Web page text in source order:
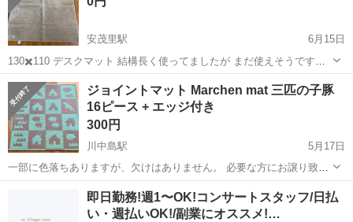
安茂里駅
6月15日
130✖️110 デスクマット 結構長く使ってましたが まだ使えそうです。
とりあえず必要と言う方いかがですか？ リサイクルに理解ある方のみ
お願いします。
長野 長野市 安茂里駅 カーペット/マット/ラグ
ジョイントマット Marchen mat 三匹の子豚
16ピース + エッジ付き
300円
川中島駅
5月17日
一部に色落ちありますが、欠けはありません。 必要な方にお譲り致し
ます。 川中島/稲里付近まで取りに凝られる方にお願いします。 - デザ
イン: 三匹の子豚のテーマ - 色: 水色と茶色 - サイズ: 126cm ...
長野市 川中島駅 カーペット/マット/ラグ ピース
即日勤務!週1〜OK!コンサートスタッフ/日払
い・週払いOK!/副業にオススメ!…